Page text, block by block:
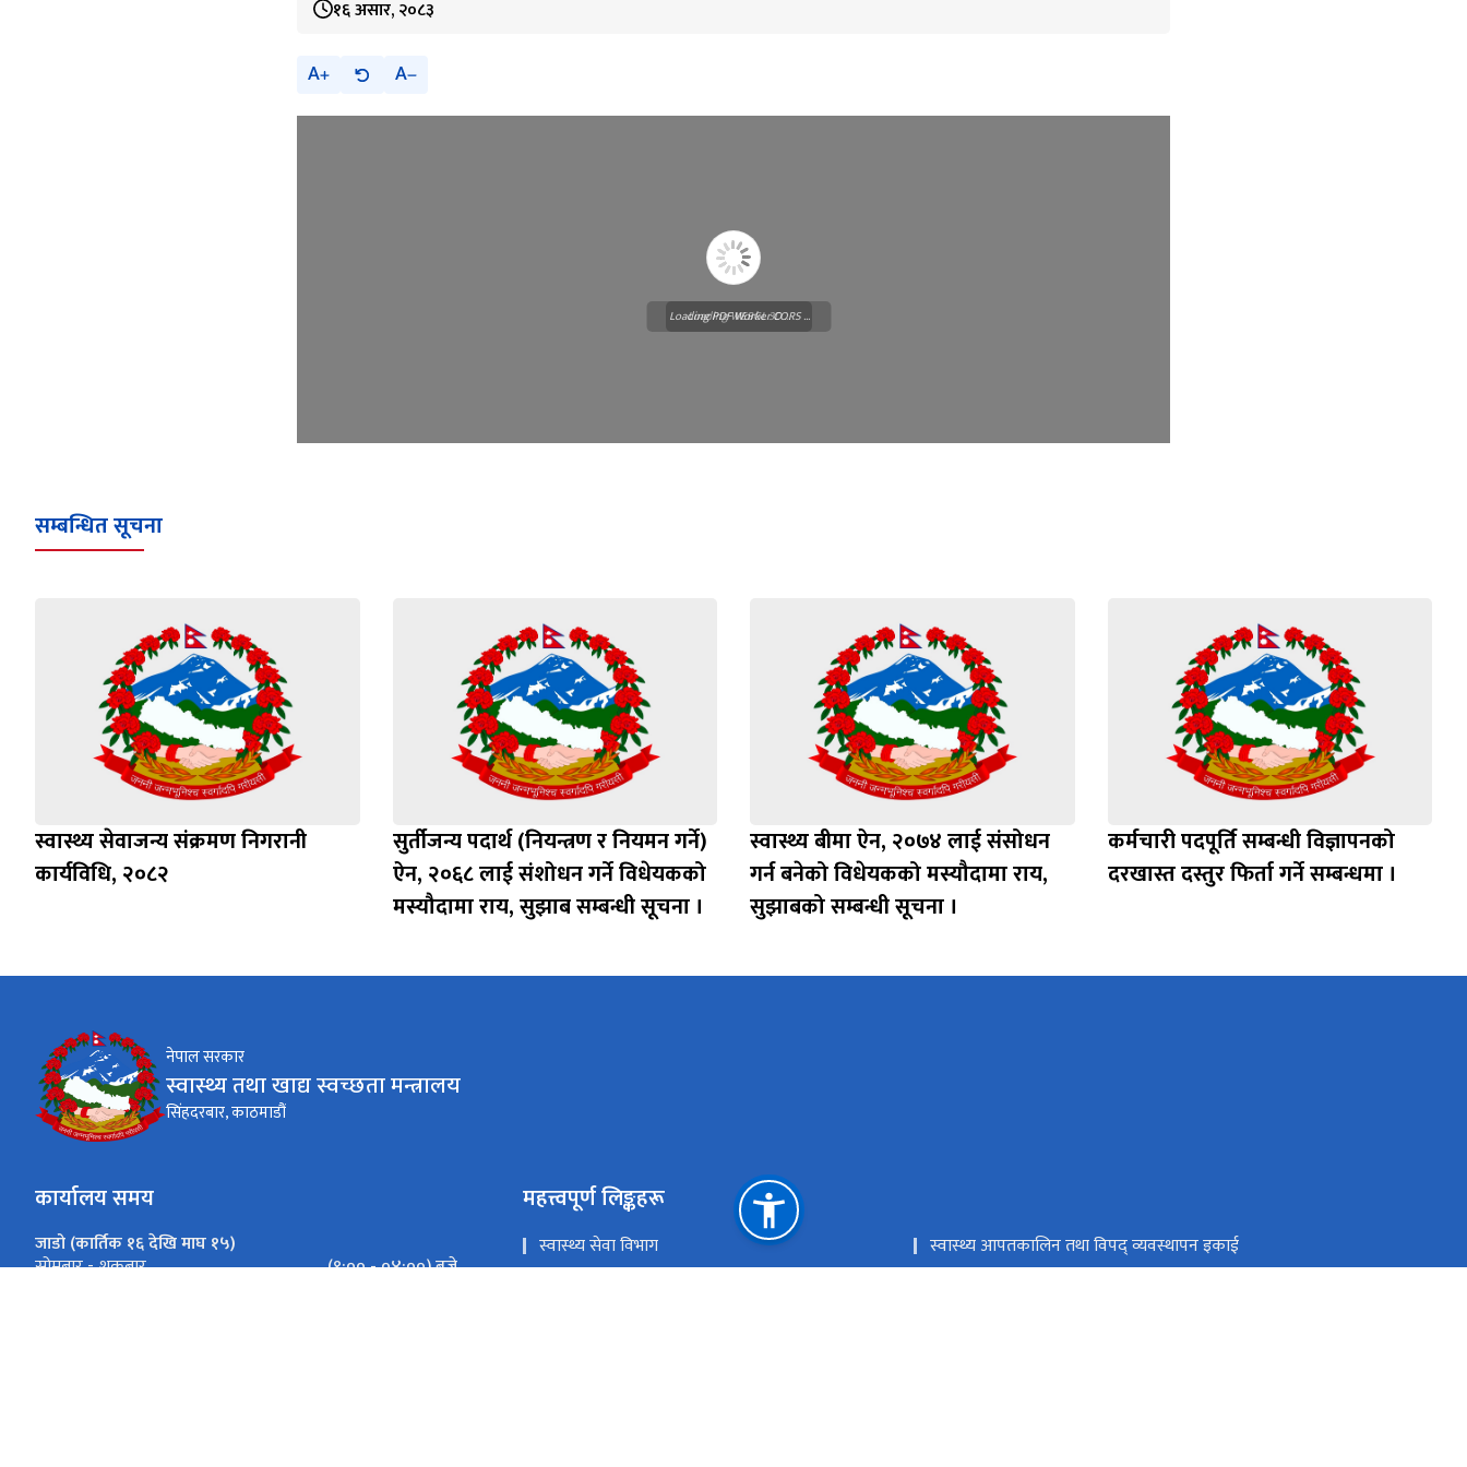
१६ असार, २०८३
A A
Loading WEBGL 3D ...
Loading PDF Worker CORS ...
सम्बन्धित सूचना
स्वास्थ्य सेवाजन्य संक्रमण निगरानी
कार्यविधि, २०८२
सुर्तीजन्य पदार्थ (नियन्त्रण र नियमन गर्ने)
ऐन, २०६८ लाई संशोधन गर्ने विधेयकको
मस्यौदामा राय, सुझाब सम्बन्धी सूचना ।
स्वास्थ्य बीमा ऐन, २०७४ लाई संसोधन
गर्न बनेको विधेयकको मस्यौदामा राय,
सुझाबको सम्बन्धी सूचना ।
कर्मचारी पदपूर्ति सम्बन्धी विज्ञापनको
दरखास्त दस्तुर फिर्ता गर्ने सम्बन्धमा ।
नेपाल सरकार
स्वास्थ्य तथा खाद्य स्वच्छता मन्त्रालय
सिंहदरबार, काठमाडौं
कार्यालय समय
जाडो (कार्तिक १६ देखि माघ १५)
सोमबार - शुक्रबार
(९:०० - ०४:००) बजे
महत्त्वपूर्ण लिङ्कहरू
स्वास्थ्य सेवा विभाग
स्वास्थ्य आपतकालिन तथा विपद् व्यवस्थापन इकाई